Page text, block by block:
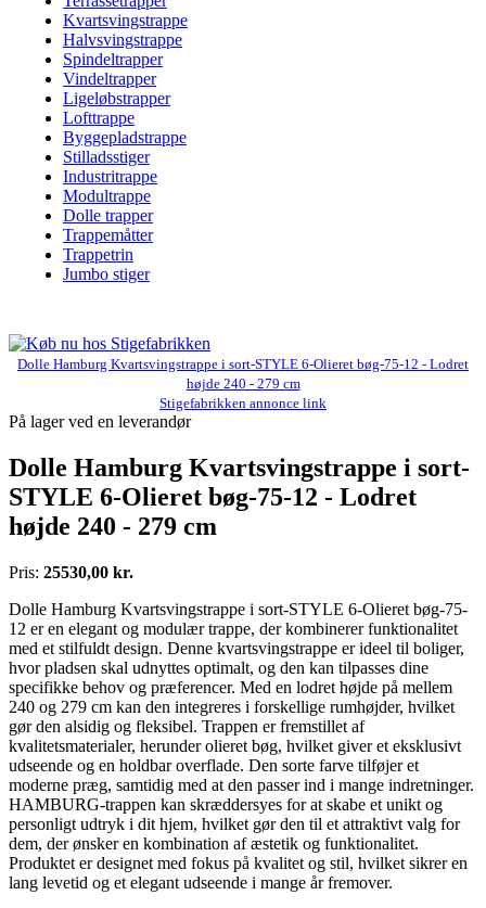
Kvartsvingstrappe
Halvsvingstrappe
Spindeltrapper
Vindeltrapper
Ligeløbstrapper
Lofttrappe
Byggepladstrappe
Stilladsstiger
Industritrappe
Modultrappe
Dolle trapper
Trappemåtter
Trappetrin
Jumbo stiger
Dolle Hamburg Kvartsvingstrappe i sort-STYLE 6-Olieret bøg-75-12 - Lodret
højde 240 - 279 cm
Stigefabrikken annonce link
På lager ved en leverandør
Dolle Hamburg Kvartsvingstrappe i sort-
STYLE 6-Olieret bøg-75-12 - Lodret
højde 240 - 279 cm
Pris: 25530,00 kr.
Dolle Hamburg Kvartsvingstrappe i sort-STYLE 6-Olieret bøg-75-
12 er en elegant og modulær trappe, der kombinerer funktionalitet
med et stilfuldt design. Denne kvartsvingstrappe er ideel til boliger,
hvor pladsen skal udnyttes optimalt, og den kan tilpasses dine
specifikke behov og præferencer. Med en lodret højde på mellem
240 og 279 cm kan den integreres i forskellige rumhøjder, hvilket
gør den alsidig og fleksibel. Trappen er fremstillet af
kvalitetsmaterialer, herunder olieret bøg, hvilket giver et eksklusivt
udseende og en holdbar overflade. Den sorte farve tilføjer et
moderne præg, samtidig med at den passer ind i mange indretninger.
HAMBURG-trappen kan skræddersyes for at skabe et unikt og
personligt udtryk i dit hjem, hvilket gør den til et attraktivt valg for
dem, der ønsker en kombination af æstetik og funktionalitet.
Produktet er designet med fokus på kvalitet og stil, hvilket sikrer en
lang levetid og et elegant udseende i mange år fremover.